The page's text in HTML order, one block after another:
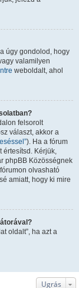
úgy gondolod, hogy
valamilyen
weboldalt, ahol
felsorolt
választ, akkor a
). Ha a fórum
értesítsd. Kérjük,
phpBB Közösségnek
olvasható
amiatt, hogy ki mire
oldalt”, ha azt a
Ugrás